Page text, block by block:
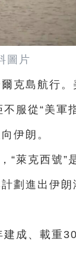
圖片
克島航行
服從“美軍
伊朗。
“萊克西號”
劃進出伊
成、載重